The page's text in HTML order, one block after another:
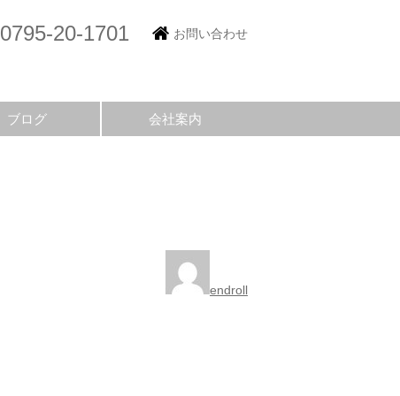
0795-20-1701 お問い合わせ
ブログ 会社案内
endroll